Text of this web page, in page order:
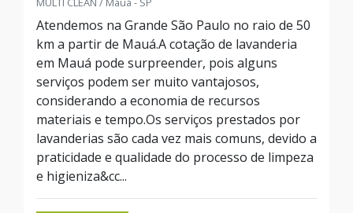
Atendemos na Grande São Paulo no raio de 50
km a partir de Mauá.A cotação de lavanderia
em Mauá pode surpreender, pois alguns
serviços podem ser muito vantajosos,
considerando a economia de recursos
materiais e tempo.Os serviços prestados por
lavanderias são cada vez mais comuns, devido a
praticidade e qualidade do processo de limpeza
e higieniza&cc...